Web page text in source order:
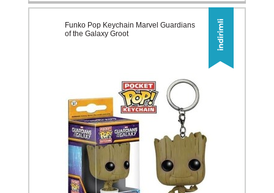
Funko Pop Keychain Marvel Guardians
of the Galaxy Groot